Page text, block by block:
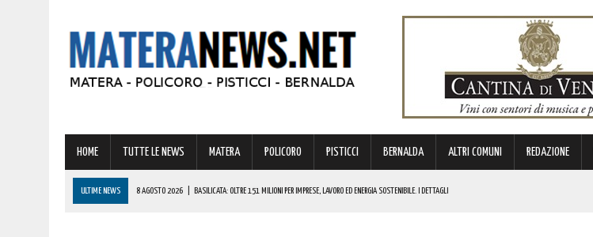
HOME TUTTE LE NEWS MATERA POLICORO PISTICCI BERNALDA ALTRI COMUNI REDAZIONE
ULTIME NEWS 8 AGOSTO 2026 BASILICATA: OLTRE 151 MILIONI PER IMPRESE, LAVORO ED ENERGIA SOSTENIBILE. I DETTAGLI